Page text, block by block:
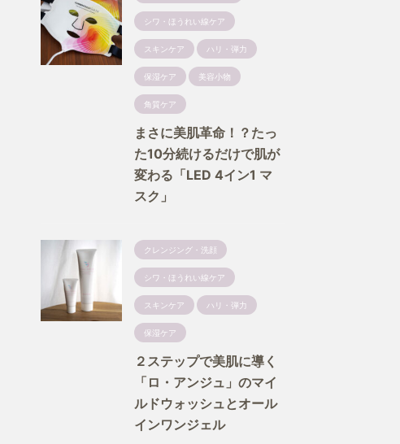
シワ・ほうれい線ケア
スキンケア ハリ・弾力
保湿ケア 美容小物
角質ケア
まさに美肌革命！？たっ
た10分続けるだけで肌が
変わる「LED 4イン1 マ
スク」
クレンジング・洗顔
シワ・ほうれい線ケア
スキンケア ハリ・弾力
保湿ケア
２ステップで美肌に導く
「ロ・アンジュ」のマイ
ルドウォッシュとオール
インワンジェル